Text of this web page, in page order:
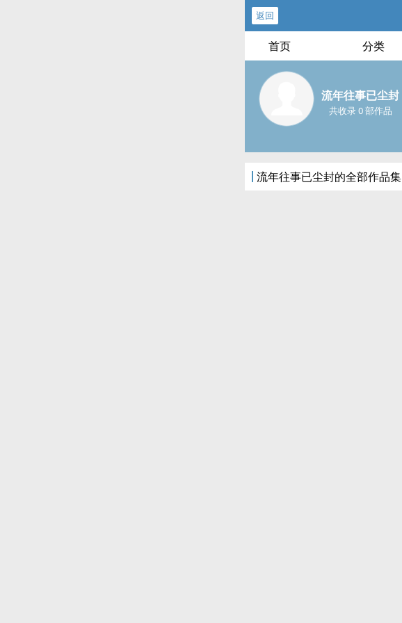
返回
首页 分类
流年往事已尘封
共收录 0 部作品
流年往事已尘封的全部作品集